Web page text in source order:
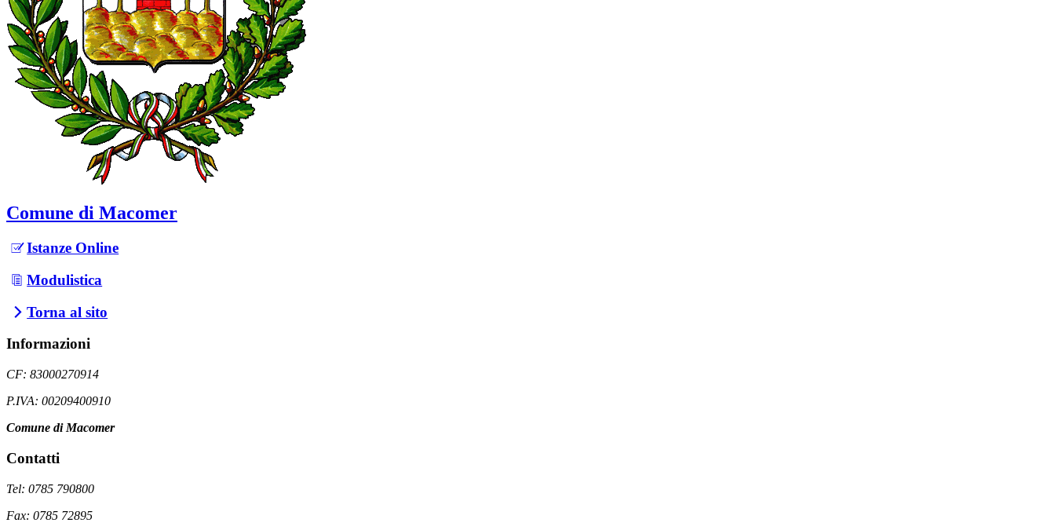
Comune di Macomer
Istanze Online
Modulistica
Torna al sito
Informazioni
CF: 83000270914
P.IVA: 00209400910
Comune di Macomer
Contatti
Tel: 0785 790800
Fax: 0785 72895